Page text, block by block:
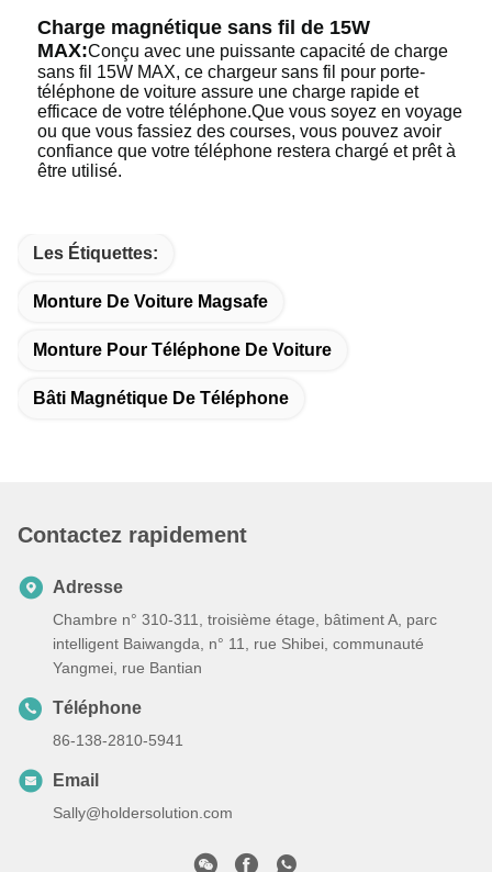
Charge magnétique sans fil de 15W
MAX:Conçu avec une puissante capacité de charge
sans fil 15W MAX, ce chargeur sans fil pour porte-
téléphone de voiture assure une charge rapide et
efficace de votre téléphone.Que vous soyez en voyage
ou que vous fassiez des courses, vous pouvez avoir
confiance que votre téléphone restera chargé et prêt à
être utilisé.
Les Étiquettes:
Monture De Voiture Magsafe
Monture Pour Téléphone De Voiture
Bâti Magnétique De Téléphone
Contactez rapidement
Adresse
Chambre n° 310-311, troisième étage, bâtiment A, parc
intelligent Baiwangda, n° 11, rue Shibei, communauté
Yangmei, rue Bantian
Téléphone
86-138-2810-5941
Email
Sally@holdersolution.com